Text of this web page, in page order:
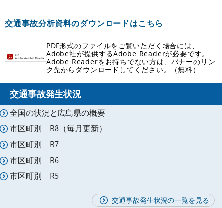
交通事故分析資料のダウンロードはこちら
PDF形式のファイルをご覧いただく場合には、
Adobe社が提供するAdobe Readerが必要です。
Adobe Readerをお持ちでない方は、バナーのリン
ク先からダウンロードしてください。（無料）
交通事故発生状況
全国の状況と広島県の概要
市区町別 R8（毎月更新）
市区町別 R7
市区町別 R6
市区町別 R5
交通事故発生状況の一覧を見る